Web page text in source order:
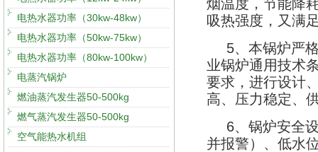
电热水器功率（30kw-48kw）
电热水器功率（50kw-75kw）
电热水器功率（80kw-100kw）
电蒸汽锅炉
燃油蒸汽发生器50-500kg
燃气蒸汽发生器50-500kg
空气能热水机组
烟温度，节能降
吸热强度，又满
5、本锅炉严
业锅炉通用技术
要求，进行设计
高、压力稳定、
6、锅炉安全
并报警）、低水